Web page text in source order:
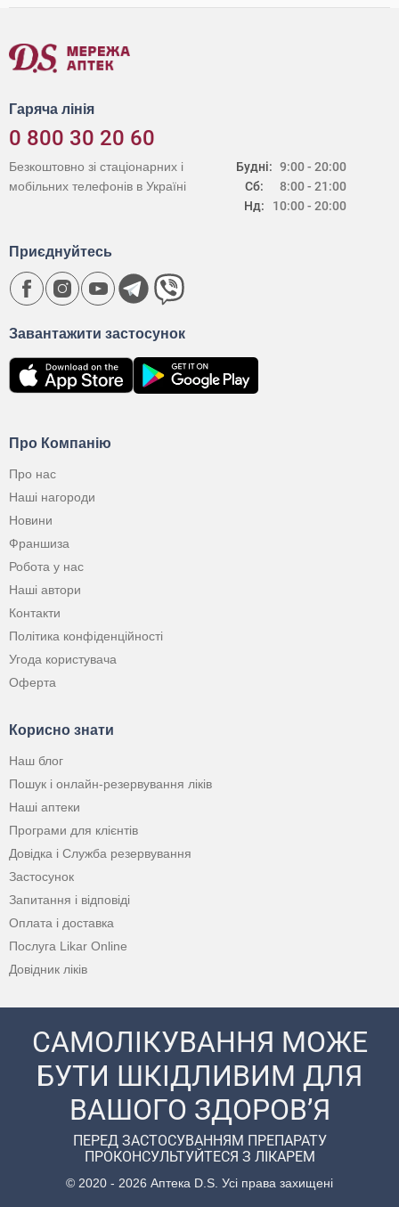
Гаряча лінія
0 800 30 20 60
Будні:
Сб:
Нд:
9:00 - 20:00
8:00 - 21:00
10:00 - 20:00
Безкоштовно зі стаціонарних і
мобільних телефонів в Україні
Про Компанію
Про нас
Наші нагороди
Новини
Франшиза
Робота у нас
Наші автори
Контакти
Політика конфіденційності
Угода користувача
Оферта
Корисно знати
Наш блог
Пошук і онлайн-резервування ліків
Наші аптеки
Програми для клієнтів
Довідка і Служба резервування
Застосунок
Запитання і відповіді
Оплата і доставка
Послуга Likar Online
Довідник ліків
Завантажити застосунок
Приєднуйтесь
САМОЛІКУВАННЯ МОЖЕ
БУТИ ШКІДЛИВИМ ДЛЯ
ВАШОГО ЗДОРОВ’Я
ПЕРЕД ЗАСТОСУВАННЯМ ПРЕПАРАТУ
ПРОКОНСУЛЬТУЙТЕСЯ З ЛІКАРЕМ
© 2020 - 2026 Аптека D.S. Усі права захищені